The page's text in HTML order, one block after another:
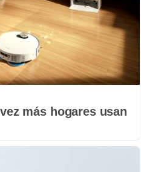
más hogares usan